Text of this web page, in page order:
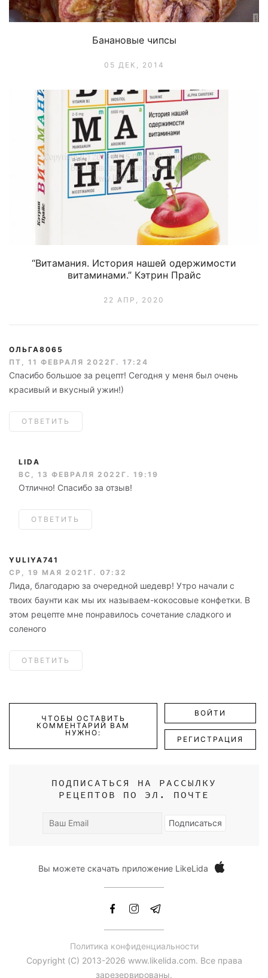
Банановые чипсы
05 ДЕК, 2014
“Витамания. История нашей одержимости
витаминами.” Кэтрин Прайс
22 АПР, 2020
ОЛЬГА8065
ПТ, 11 ФЕВРАЛЯ 2022Г. 17:24
Спасибо большое за рецепт! Сегодня у меня был очень
красивый и вкусный ужин!)
ОТВЕТИТЬ
LIDA
ВС, 13 ФЕВРАЛЯ 2022Г. 19:19
Отлично! Спасибо за отзыв!
ОТВЕТИТЬ
YULIYA741
СР, 19 МАЯ 2021Г. 07:32
Лида, благодарю за очередной шедевр! Утро начали с
твоих баунти как мы их называем-кокосовые конфетки. В
этом рецепте мне понравилось сочетание сладкого и
соленого
ОТВЕТИТЬ
ЧТОБЫ ОСТАВИТЬ
КОММЕНТАРИЙ ВАМ
НУЖНО:
ВОЙТИ
РЕГИСТРАЦИЯ
ПОДПИСАТЬСЯ НА РАССЫЛКУ
РЕЦЕПТОВ ПО ЭЛ. ПОЧТЕ
Ваш
Подписаться
Вы можете скачать приложение LikeLida
Политика конфиденциальности
Copyright (С) 2013-2026 www.likelida.com. Все права
зарезервированы.